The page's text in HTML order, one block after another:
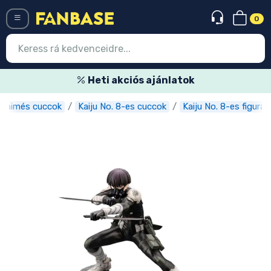
0
Heti akciós ajánlatok
Animés cuccok Kaiju No. 8-es cuccok Kaiju No. 8-es figurák
Belépés Regisztráció
Akciós ajánlatok
Express szállítás
Előrendelhető cuccok
Outlet cuccok